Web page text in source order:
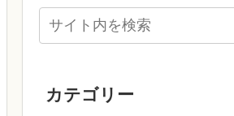
カテゴリー